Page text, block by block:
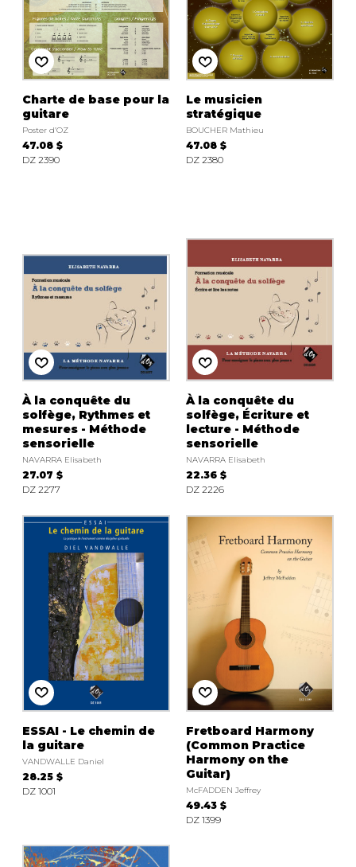
Charte de base pour la
guitare
Poster d’OZ
47.08 $
DZ 2390
Le musicien
stratégique
BOUCHER Mathieu
47.08 $
DZ 2380
À la conquête du
solfège, Rythmes et
mesures - Méthode
sensorielle
NAVARRA Elisabeth
27.07 $
DZ 2277
À la conquête du
solfège, Écriture et
lecture - Méthode
sensorielle
NAVARRA Elisabeth
22.36 $
DZ 2226
ESSAI - Le chemin de
la guitare
VANDWALLE Daniel
28.25 $
DZ 1001
Fretboard Harmony
(Common Practice
Harmony on the
Guitar)
McFADDEN Jeffrey
49.43 $
DZ 1399